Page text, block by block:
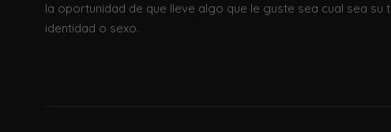
la oportunidad de que lleve algo que le guste sea cual sea su
identidad o sexo.